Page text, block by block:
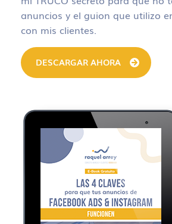
anuncios y el guion que utilizo
con mis clientes.
DESCARGAR AHORA